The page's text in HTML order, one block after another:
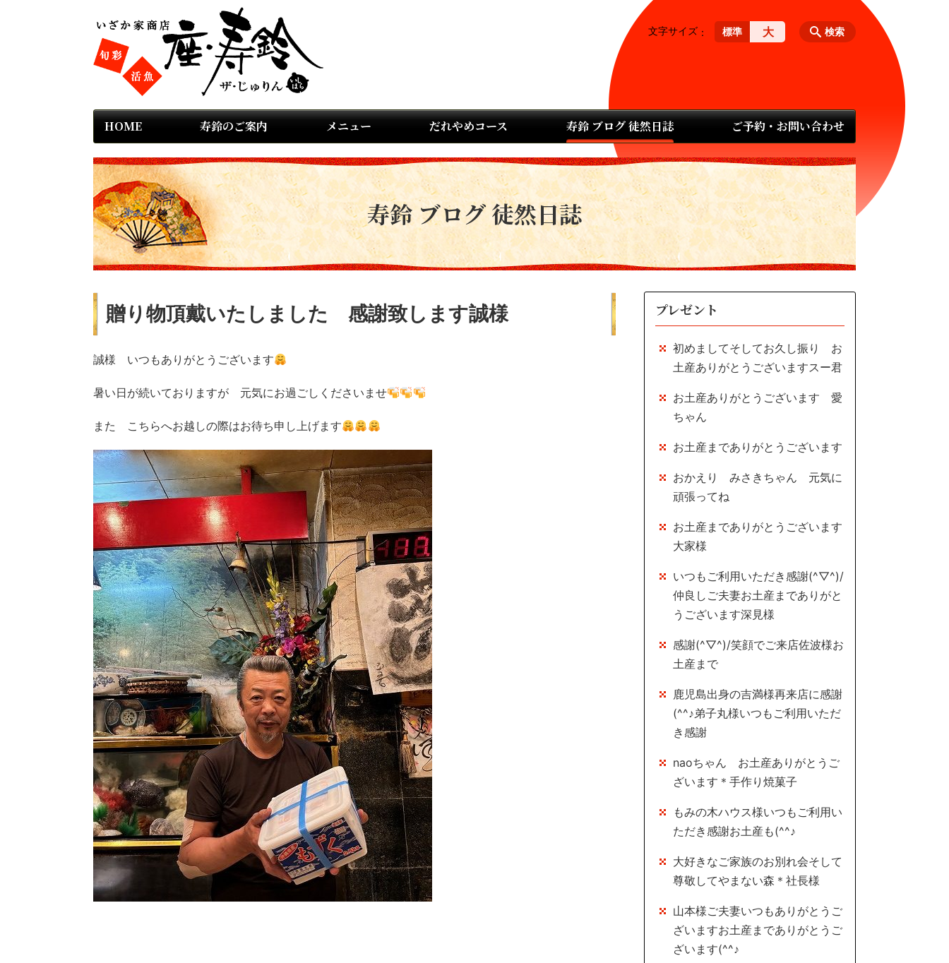
HOME 寿鈴のご案内 メニュー だれやめコース 寿鈴 ブログ 徒然日誌 ご予約・お問い合わせ
検索
文字サイズ 標準 大
寿鈴 ブログ 徒然日誌
贈り物頂戴いたしました 感謝致します誠様
誠様 いつもありがとうございます
暑い日が続いておりますが 元気にお過ごしくださいませ
また こちらへお越しの際はお待ち申し上げます
プレゼント
初めましてそしてお久し振り お
土産ありがとうございますスー君
お土産ありがとうございます 愛
ちゃん
お土産までありがとうございます
おかえり みさきちゃん 元気に
頑張ってね
お土産までありがとうございます
大家様
いつもご利用いただき感謝(^▽^)/
仲良しご夫妻お土産までありがと
うございます深見様
感謝(^▽^)/笑顔でご来店佐波様お
土産まで
鹿児島出身の吉満様再来店に感謝
(^^♪弟子丸様いつもご利用いただ
き感謝
naoちゃん お土産ありがとうご
ざいます＊手作り焼菓子
もみの木ハウス様いつもご利用い
ただき感謝お土産も(^^♪
大好きなご家族のお別れ会そして
尊敬してやまない森＊社長様
山本様ご夫妻いつもありがとうご
ざいますお土産までありがとうご
ざいます(^^♪